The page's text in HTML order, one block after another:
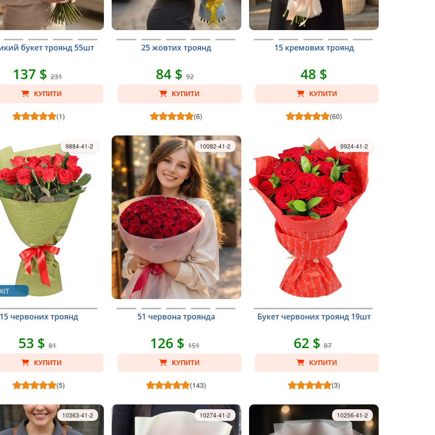
букет троянд 55шт
137 $231
КУПИТИ
(1)
25 жовтих троянд
84 $92
КУПИТИ
(6)
15 кремових троянд
48 $
КУПИТИ
(60)
15 червоних троянд
9884-41-2
53 $81
КУПИТИ
(5)
51 червона троянда
10082-41-2
126 $151
КУПИТИ
(143)
Букет червоних троянд 19шт
9924-41-2
62 $87
КУПИТИ
(3)
10363-41-2 10274-41-2 10256-41-2